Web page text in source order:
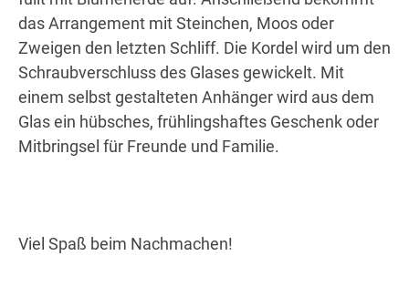
das Arrangement mit Steinchen, Moos oder
Zweigen den letzten Schliff. Die Kordel wird um den
Schraubverschluss des Glases gewickelt. Mit
einem selbst gestalteten Anhänger wird aus dem
Glas ein hübsches, frühlingshaftes Geschenk oder
Mitbringsel für Freunde und Familie.
Viel Spaß beim Nachmachen!